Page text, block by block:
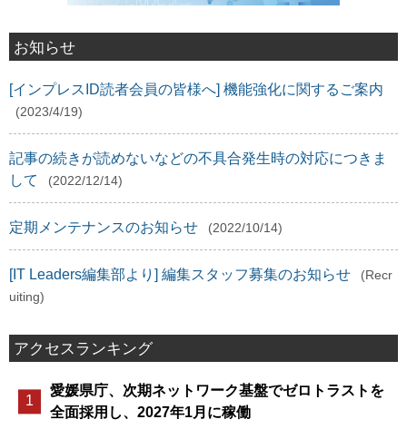
お知らせ
[インプレスID読者会員の皆様へ] 機能強化に関するご案内
(2023/4/19)
記事の続きが読めないなどの不具合発生時の対応につきま
して
(2022/12/14)
定期メンテナンスのお知らせ (2022/10/14)
[IT Leaders編集部より] 編集スタッフ募集のお知らせ
(Recr
uiting)
アクセスランキング
愛媛県庁、次期ネットワーク基盤でゼロトラストを
全面採用し、2027年1月に稼働